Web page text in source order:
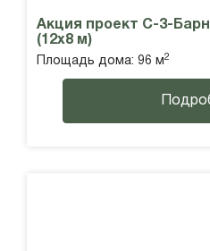
Акция проект С-3-
(12х8 м)
Площадь дома: 96 м 2